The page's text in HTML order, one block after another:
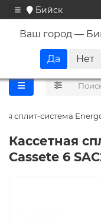
Бийск
Ваш город —
сплит-система
Кассетная
Cassete 6